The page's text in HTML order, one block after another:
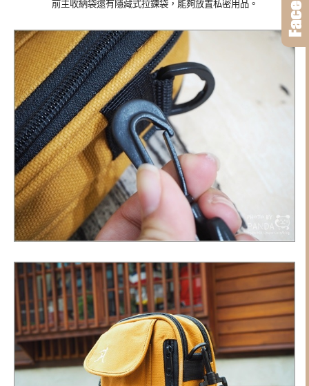
前主收納袋還有隱藏式拉鍊袋，能夠放置私密用品。